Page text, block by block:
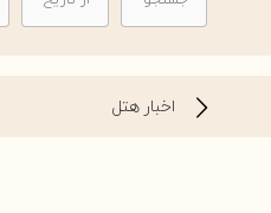
اخبار هتل